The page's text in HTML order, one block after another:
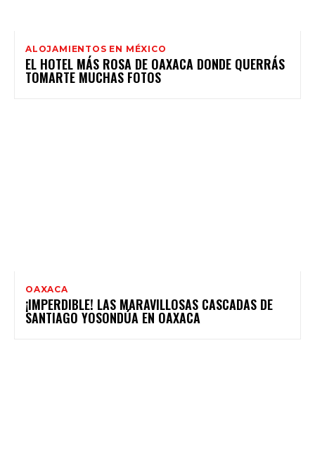
ALOJAMIENTOS EN MÉXICO
EL HOTEL MÁS ROSA DE OAXACA DONDE QUERRÁS
TOMARTE MUCHAS FOTOS
OAXACA
¡IMPERDIBLE! LAS MARAVILLOSAS CASCADAS DE
SANTIAGO YOSONDÚA EN OAXACA